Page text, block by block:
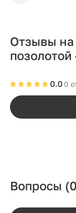
Отзывы на
0
0.0
Вопросы